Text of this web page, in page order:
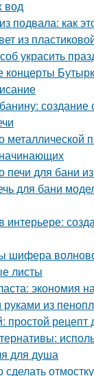
вод
подвала: как
из
украсить
концерты
создание
металлической
печи для бани
для бани
интерьере:
шифера
листы
экономия
из
простой
для душа